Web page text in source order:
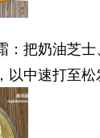
：把奶油芝
中速打至松